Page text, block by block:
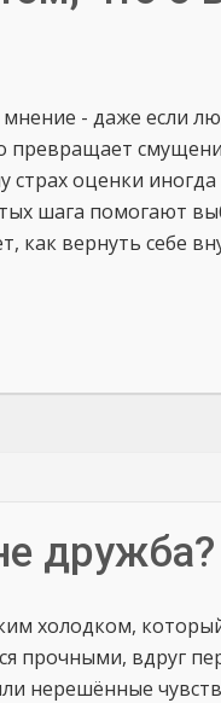
- даже если
оценки
шага помогают
как вернуть себе
дружба?
холодком,
прочными, вдруг
нерешённые